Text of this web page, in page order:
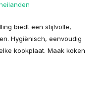
biedt een stijlvolle,
Hygiënisch, eenvoudig
kookplaat. Maak koken